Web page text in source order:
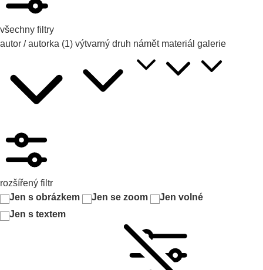
všechny filtry
autor / autorka (1) výtvarný druh námět materiál galerie
rozšířený filtr
Jen s obrázkem
Jen se zoom
Jen volné
Jen s textem